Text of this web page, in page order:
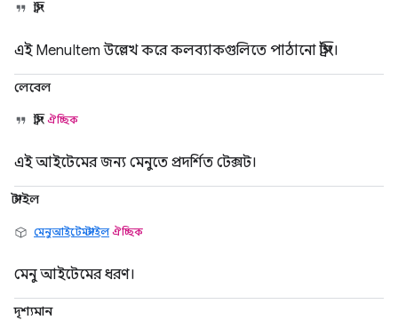
স্ট্রিং
এই MenuItem উল্লেখ করে কলব্যাকগুলিতে পাঠানো স্ট্রিং।
লেবেল
স্ট্রিং ঐচ্ছিক
এই আইটেমের জন্য মেনুতে প্রদর্শিত টেক্সট।
স্টাইল
মেনুআইটেমস্টাইল ঐচ্ছিক
মেনু আইটেমের ধরণ।
দৃশ্যমান